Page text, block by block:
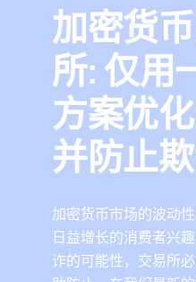
销售帮助
详细了解我们的服务如何
获取关于业务经营和提升
与我们合作
您是否热衷于支付技术？
团队充满乐趣、具有包容性
加密货
所: 仅用
方案优
并防止
加密货币市场的波动
日益增长的消费者兴
诈的可能性，交易所